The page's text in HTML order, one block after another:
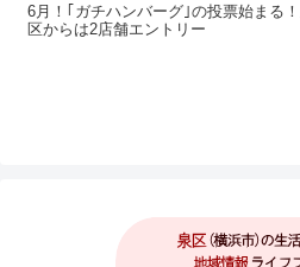
6月！｢ガチハンバーグ｣の投票始まる
区からは2店舗エントリー